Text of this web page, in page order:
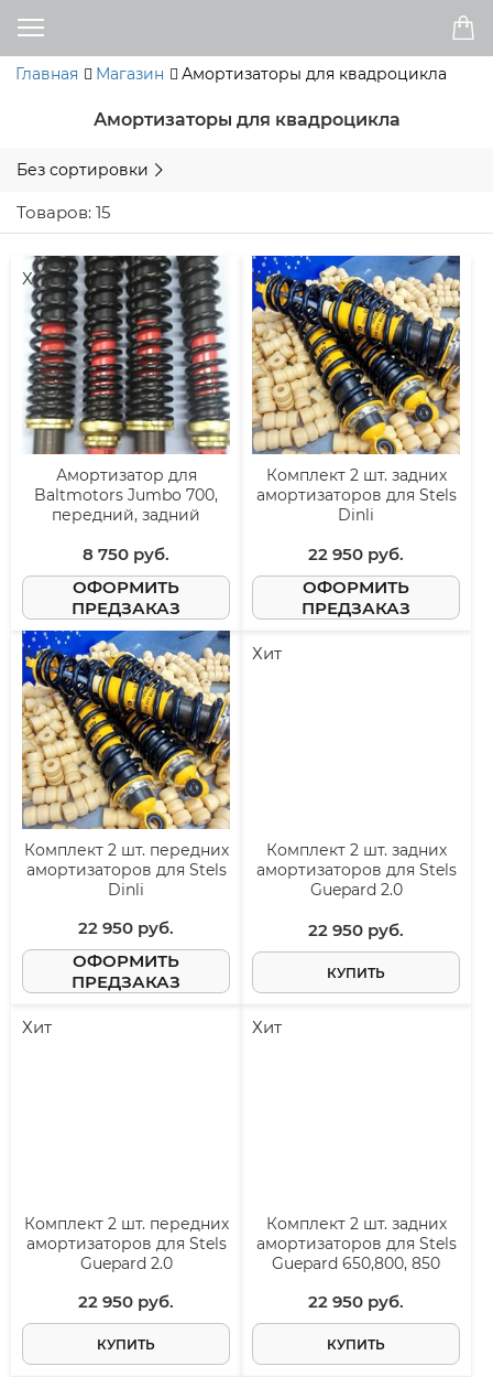
Главная Магазин Амортизаторы для квадроцикла
Амортизаторы для квадроцикла
Без сортировки
Товаров: 15
Хит
Амортизатор для
Baltmotors Jumbo 700,
передний, задний
8 750 руб.
ОФОРМИТЬ
ПРЕДЗАКАЗ
Хит
Комплект 2 шт. задних
амортизаторов для Stels
Dinli
22 950 руб.
ОФОРМИТЬ
ПРЕДЗАКАЗ
Хит
Комплект 2 шт. передних
амортизаторов для Stels
Dinli
22 950 руб.
ОФОРМИТЬ
ПРЕДЗАКАЗ
Хит
Комплект 2 шт. задних
амортизаторов для Stels
Guepard 2.0
22 950 руб.
КУПИТЬ
Хит
Комплект 2 шт. передних
амортизаторов для Stels
Guepard 2.0
22 950 руб.
КУПИТЬ
Хит
Комплект 2 шт. задних
амортизаторов для Stels
Guepard 650,800, 850
22 950 руб.
КУПИТЬ